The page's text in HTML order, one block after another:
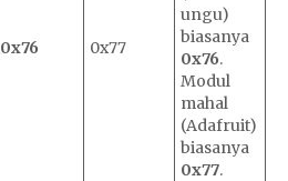
0x76 0x77
ungu)
biasanya
0x76.
Modul
mahal
(Adafruit)
biasanya
0x77.